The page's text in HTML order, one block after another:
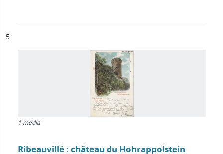
n°
5
1 media
Ribeauvillé : château du Hohrappolstein